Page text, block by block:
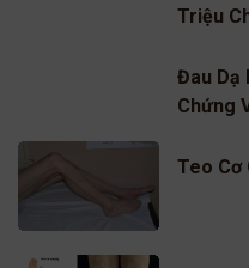
Triệu
Đau Dạ
Chứng
Teo Cơ